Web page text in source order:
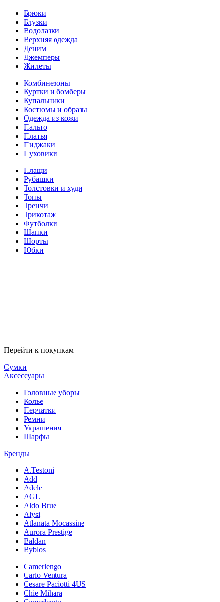
Брюки
Блузки
Водолазки
Верхняя одежда
Деним
Джемперы
Жилеты
Комбинезоны
Куртки и бомберы
Купальники
Костюмы и образы
Одежда из кожи
Пальто
Платья
Пиджаки
Пуховики
Плащи
Рубашки
Толстовки и худи
Топы
Тренчи
Трикотаж
Футболки
Шапки
Шорты
Юбки
Перейти к покупкам
Сумки
Аксессуары
Головные уборы
Колье
Перчатки
Ремни
Украшения
Шарфы
Бренды
A.Testoni
Add
Adele
AGL
Aldo Brue
Alysi
Atlanata Mocassine
Aurora Prestige
Baldan
Byblos
Camerlengo
Carlo Ventura
Cesare Paciotti 4US
Chie Mihara